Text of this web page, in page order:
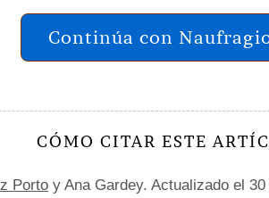
Continúa con
CÓMO CITAR ESTE
Porto y Ana Gardey. Actualizado el